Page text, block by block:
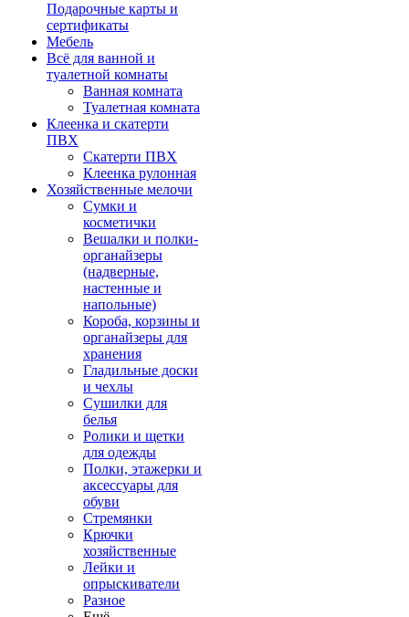
Подарочные карты и
сертификаты
Мебель
Всё для ванной и
туалетной комнаты
Ванная комната
Туалетная комната
Клеенка и скатерти
ПВХ
Скатерти ПВХ
Клеенка рулонная
Хозяйственные мелочи
Сумки и
косметички
Вешалки и полки-
органайзеры
(надверные,
настенные и
напольные)
Короба, корзины и
органайзеры для
хранения
Гладильные доски
и чехлы
Сушилки для
белья
Ролики и щетки
для одежды
Полки, этажерки и
аксессуары для
обуви
Стремянки
Крючки
хозяйственные
Лейки и
опрыскиватели
Разное